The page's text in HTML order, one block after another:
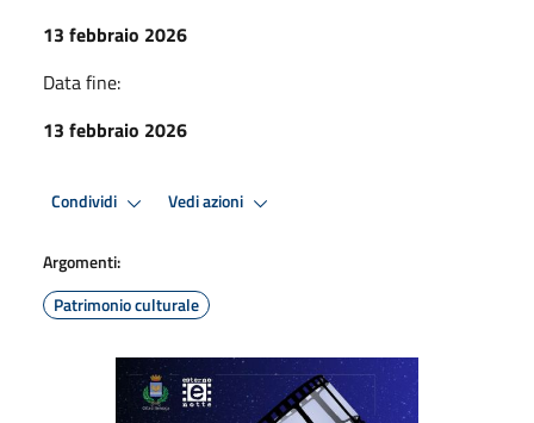
13 febbraio 2026
Data fine:
13 febbraio 2026
Condividi Vedi azioni
Argomenti:
Patrimonio culturale